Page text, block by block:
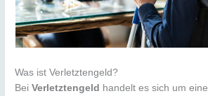
Was ist Verletztengeld?
BeiVerletztengeld handelt es sich um eine